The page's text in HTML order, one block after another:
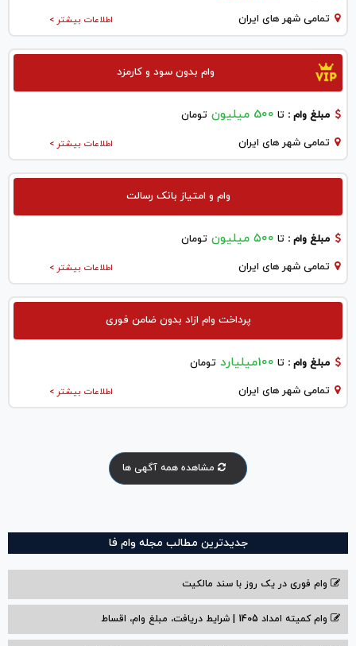
اطلاعات بیشتر > تمامی شهر های ایران
وام بدون سود و کارمزد
مبلغ وام : تا 500 میلیون تومان
اطلاعات بیشتر > تمامی شهر های ایران
وام و امتیاز بانک رسالت
مبلغ وام : تا ۵۰۰ میلیون تومان
اطلاعات بیشتر > تمامی شهر های ایران
پرداخت وام ازاد بدون ضامن فوری
مبلغ وام : تا 100میلیارد تومان
اطلاعات بیشتر > تمامی شهر های ایران
مشاهده همه آگهی ها
جدیدترین مطالب مجله وام فا
وام فوری در یک روز با سند مالکیت
وام کمیته امداد 1405 | شرایط دریافت، مبلغ وام، اقساط